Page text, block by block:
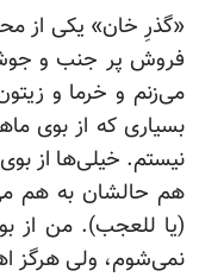
«گذرِ خان» یکی از
فروش پر جنب و
می‌زنم و خرما و
بسیاری که از بوی
نیستم. خیلی‌ها از
هم حالشان به هم
(یا للعجب). من از
نمی‌شوم، ولی هرگز